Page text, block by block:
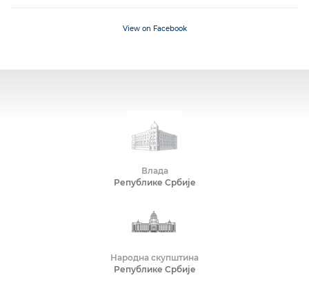
View on Facebook
Влада
Републике Србије
Народна скупштина
Републике Србије